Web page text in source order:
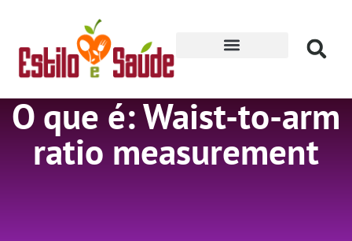
O que é: Waist-to-arm
ratio measurement